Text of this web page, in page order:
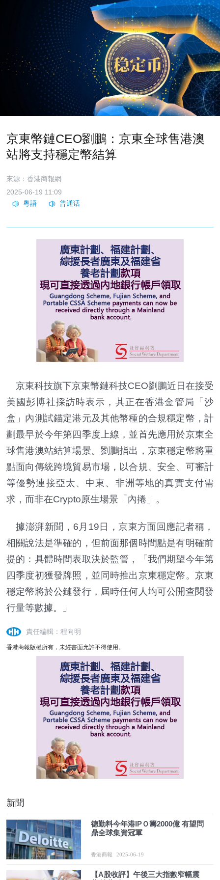
京東幣鏈CEO劉鵬：京東全球售港澳
站將支持穩定幣結算
來源：香港商報網
2025-06-19 11:09
京東科技旗下京東幣鏈科技CEO劉鵬近日在接受
美國彭博社採訪時表示，其正在香港金管局「沙
盒」內測試錨定港元及其他幣種的合規穩定幣，計
劃最早於今年第四季度上線，並首先應用於京東全
球售港澳站結算場景。劉鵬指出，京東穩定幣將重
點面向傳統跨境貿易市場，以合規、安全、可審計
等優勢連接亞太、中東、非洲等地的真實支付需
求，而非在Crypto原生場景「內捲」。
據澎湃新聞，6月19日，京東方面回應記者稱，
相關說法是準確的，但前面那個時間點是有明確前
提的：具體時間表取決於監管，「我們期望今年第
四季度初獲發牌照，並同時推出京東穩定幣。京東
穩定幣將於公鏈發行，屆時任何人均可公開查閱發
行量等數據。」
責任編輯：程向明
香港商報版權所有，未經書面允許不得使用。
新聞
德勤料今年港IPＯ籌2000億 有望問
鼎全球集資冠軍
香港商報 2025-06-19
【A股收評】午後三大指數窄幅震